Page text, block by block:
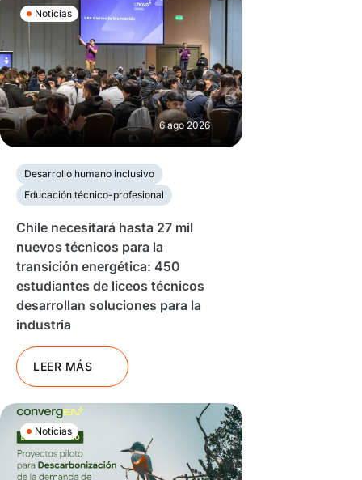
Noticias
6 ago 2026
Desarrollo humano inclusivo
Educación técnico-profesional
Chile necesitará hasta 27 mil
nuevos técnicos para la
transición energética: 450
estudiantes de liceos técnicos
desarrollan soluciones para la
industria
LEER MÁS
Noticias